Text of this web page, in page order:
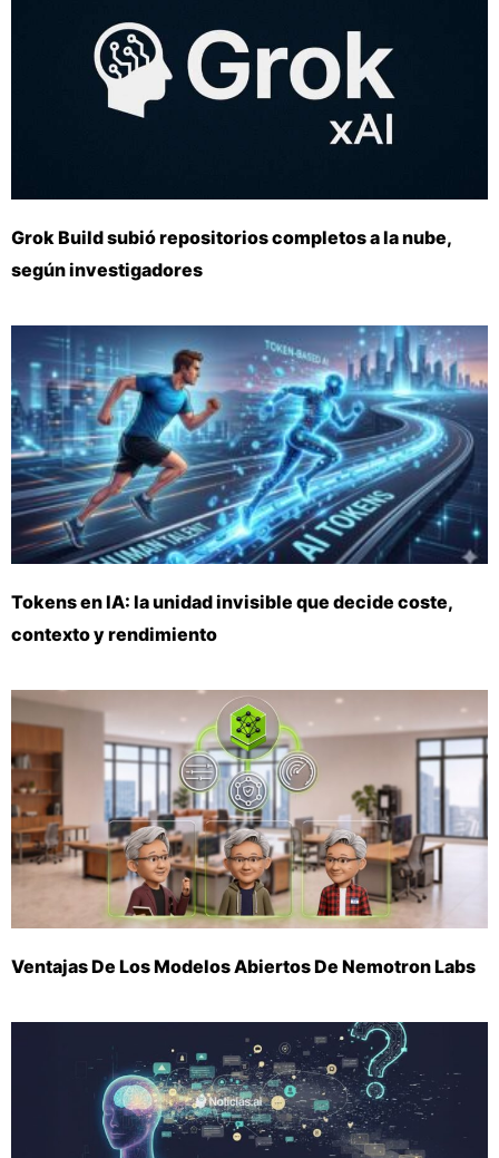
Grok Build subió repositorios completos a la nube,
según investigadores
Tokens en IA: la unidad invisible que decide coste,
contexto y rendimiento
Ventajas De Los Modelos Abiertos De Nemotron Labs